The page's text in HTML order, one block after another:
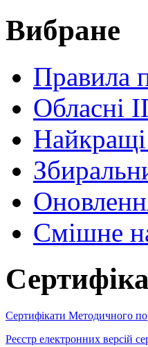
Вибране
Правила
Обласні
Найкращі
Cмішне
Сертифікати Методичного
Реєстр електронних версій